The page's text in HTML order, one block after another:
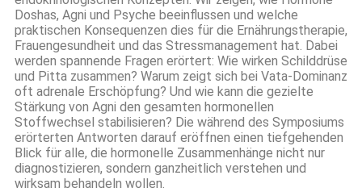
Doshas, Agni und Psyche beeinflussen und welche
praktischen Konsequenzen dies für die Ernährungstherapie,
Frauengesundheit und das Stressmanagement hat. Dabei
werden spannende Fragen erörtert: Wie wirken Schilddrüse
und Pitta zusammen? Warum zeigt sich bei Vata-Dominanz
oft adrenale Erschöpfung? Und wie kann die gezielte
Stärkung von Agni den gesamten hormonellen
Stoffwechsel stabilisieren? Die während des Symposiums
erörterten Antworten darauf eröffnen einen tiefgehenden
Blick für alle, die hormonelle Zusammenhänge nicht nur
diagnostizieren, sondern ganzheitlich verstehen und
wirksam behandeln wollen.